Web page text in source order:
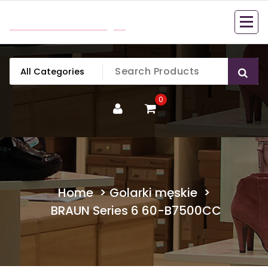
content
0
Home>Golarki męskie >
BRAUN Series 6 60-B7500CC